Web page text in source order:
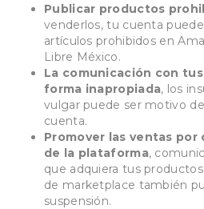
Publicar productos
venderlos, tu cuenta
artículos prohibidos en
Libre México.
La comunicación con
forma inapropiada, los
vulgar puede ser motivo
cuenta.
Promover las ventas
de la plataforma,
que adquiera tus
de marketplace también
suspensión.